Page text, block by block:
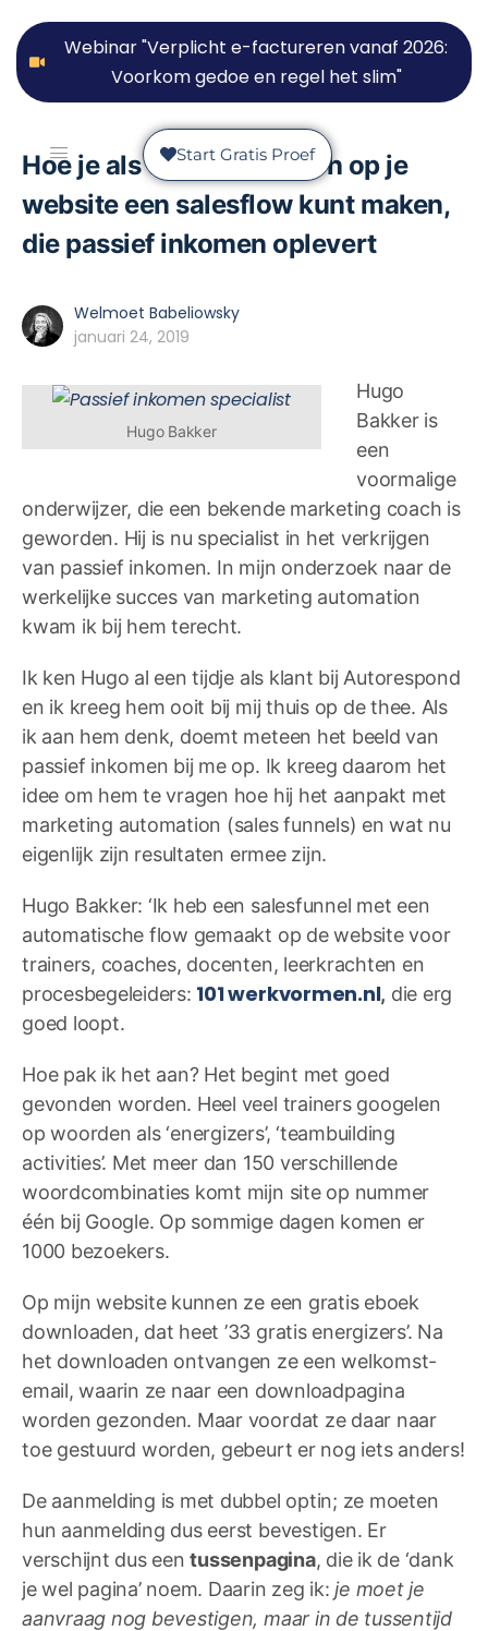
Webinar "Verplicht e-factureren vanaf 2026:
Voorkom gedoe en regel het slim"
Start Gratis Proef
Hoe je als trainer of coach op je
website een salesflow kunt maken,
die passief inkomen oplevert
Welmoet Babeliowsky
januari 24, 2019
Hugo Bakker
Hugo
Bakker is
een
voormalige
onderwijzer, die een bekende marketing coach is
geworden. Hij is nu specialist in het verkrijgen
van passief inkomen. In mijn onderzoek naar de
werkelijke succes van marketing automation
kwam ik bij hem terecht.
Ik ken Hugo al een tijdje als klant bij Autorespond
en ik kreeg hem ooit bij mij thuis op de thee. Als
ik aan hem denk, doemt meteen het beeld van
passief inkomen bij me op. Ik kreeg daarom het
idee om hem te vragen hoe hij het aanpakt met
marketing automation (sales funnels) en wat nu
eigenlijk zijn resultaten ermee zijn.
Hugo Bakker: ‘Ik heb een salesfunnel met een
automatische flow gemaakt op de website voor
trainers, coaches, docenten, leerkrachten en
procesbegeleiders: 101 werkvormen.nl, die erg
goed loopt.
Hoe pak ik het aan? Het begint met goed
gevonden worden. Heel veel trainers googelen
op woorden als ‘energizers’, ‘teambuilding
activities’. Met meer dan 150 verschillende
woordcombinaties komt mijn site op nummer
één bij Google. Op sommige dagen komen er
1000 bezoekers.
Op mijn website kunnen ze een gratis eboek
downloaden, dat heet ’33 gratis energizers’. Na
het downloaden ontvangen ze een welkomst-
email, waarin ze naar een downloadpagina
worden gezonden. Maar voordat ze daar naar
toe gestuurd worden, gebeurt er nog iets anders!
De aanmelding is met dubbel optin; ze moeten
hun aanmelding dus eerst bevestigen. Er
verschijnt dus eentussenpagina, die ik de ‘dank
je wel pagina’ noem. Daarin zeg ik:je moet je
aanvraag nog bevestigen, maar in de tussentijd